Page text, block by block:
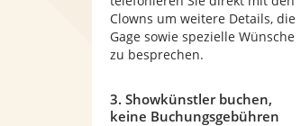
Clowns um weitere Details, die
Gage sowie spezielle Wünsche
zu besprechen.
3. Showkünstler buchen,
keine Buchungsgebühren